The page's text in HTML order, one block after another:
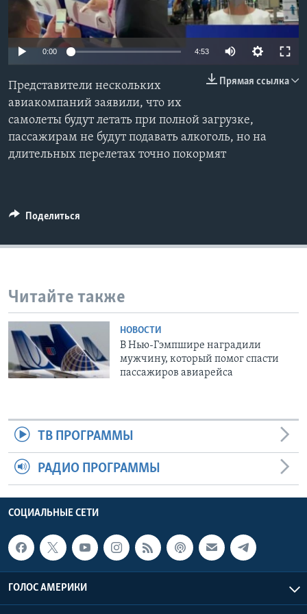
Learning English
Языки
0:00 4:53
Прямая ссылка
Представители нескольких
авиакомпаний заявили, что их
самолеты будут летать при полной загрузке,
пассажирам не будут подавать алкоголь, но на
длительных перелетах точно покормят
Поделиться
Читайте также
НОВОСТИ
В Нью-Гэмпшире наградили
мужчину, который помог спасти
пассажиров авиарейса
ТВ ПРОГРАММЫ
РАДИО ПРОГРАММЫ
СОЦИАЛЬНЫЕ СЕТИ
ГОЛОС АМЕРИКИ